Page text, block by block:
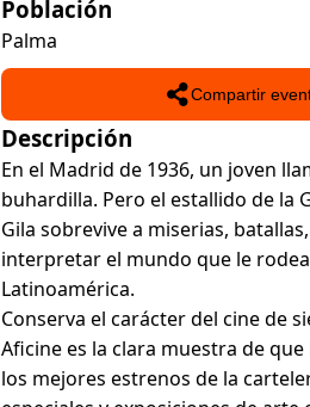
Población
Palma
Compartir
Descripción
En el Madrid de 1936, un joven
buhardilla. Pero el estallido de la
Gila sobrevive a miserias,
interpretar el mundo que le
Latinoamérica.
Conserva el carácter del cine de
Aficine es la clara muestra de
los mejores estrenos de la